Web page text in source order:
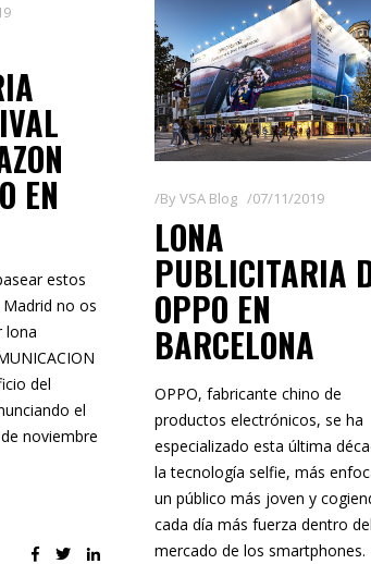
EN
estos
Madrid no os
lona
del
el
noviembre
ByVSA Blog 07/11/2019
LONA
PUBLICITARIA
OPPO EN
BARCELONA
OPPO, fabricante chino de
productos electrónicos, se ha
especializado esta última
la tecnología selfie, más
un público más joven y
cada día más fuerza dentro
mercado de los smartphones.